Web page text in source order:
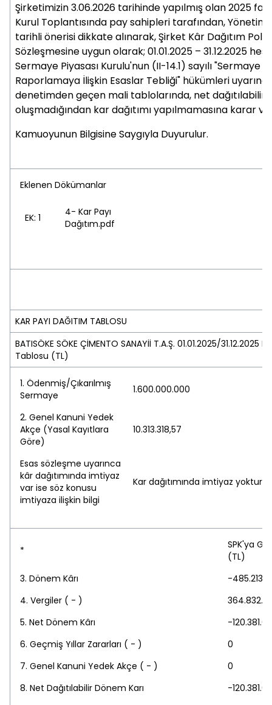
Şirketimizin 3.06.2026 tarihinde yapılmış olan 2025
Kurul Toplantısında pay sahipleri tarafından, Yönetim
tarihli önerisi dikkate alınarak, Şirket Kâr Dağıtım
Sözleşmesine uygun olarak; 01.01.2025 – 31.12.2025
Sermaye Piyasası Kurulu'nun (II-14.1) sayılı "Sermaye
Raporlamaya İlişkin Esaslar Tebliği" hükümleri
denetimden geçen mali tablolarında, net dağıtılabilir
oluşmadığından kar dağıtımı yapılmamasına karar
Kamuoyunun Bilgisine Saygıyla Duyurulur.
Eklenen Dökümanlar
EK: 1
4- Kar Payı
Dağıtım.pdf
KAR PAYI DAĞITIM TABLOSU
BATISÖKE SÖKE ÇİMENTO SANAYİİ T.A.Ş. 01.01.2025/31.12.2025
Tablosu (TL)
1. Ödenmiş/Çıkarılmış
Sermaye
1.600.000.000
2. Genel Kanuni Yedek
Akçe (Yasal Kayıtlara
Göre)
10.313.318,57
Esas sözleşme uyarınca
kâr dağıtımında imtiyaz
var ise söz konusu
imtiyaza ilişkin bilgi
Kar dağıtımında imtiyaz yoktur.
*
SPK'ya
(TL)
3. Dönem Kârı
-
4. Vergiler ( - )
5. Net Dönem Kârı
-
6. Geçmiş Yıllar Zararları ( - )
0
7. Genel Kanuni Yedek Akçe ( - )
0
8. Net Dağıtılabilir Dönem Karı
-